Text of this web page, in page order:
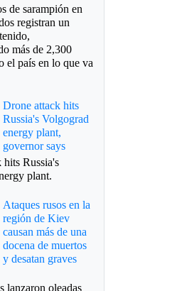
de sarampión en
registran un
más de 2,300
el país en lo que va
Drone attack hits
Russia's Volgograd
energy plant,
governor says
Russia's
plant.
Ataques rusos en la
región de Kiev
causan más de una
docena de muertos
y desatan graves
lanzaron oleadas